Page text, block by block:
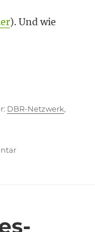
). Und wie
Schlagwörter
DBR-Netzwerk,
zu